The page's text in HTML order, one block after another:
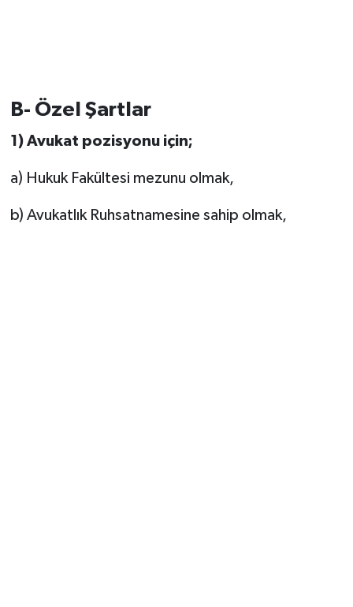
B- Özel Şartlar
1) Avukat pozisyonu için;
a) Hukuk Fakültesi mezunu olmak,
b) Avukatlık Ruhsatnamesine sahip olmak,